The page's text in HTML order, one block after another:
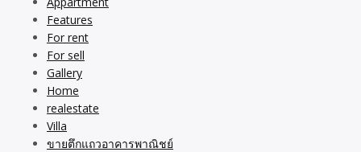
Features
For rent
For sell
Gallery
Home
realestate
Villa
ขายตึกแถวอาคารพาณิชย์